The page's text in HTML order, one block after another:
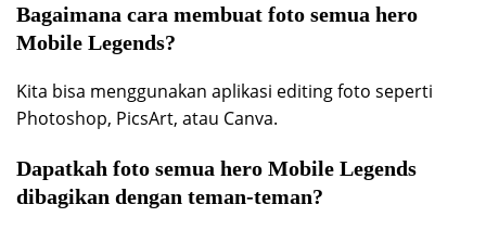
Bagaimana cara membuat foto semua hero
Mobile Legends?
Kita bisa menggunakan aplikasi editing foto seperti
Photoshop, PicsArt, atau Canva.
Dapatkah foto semua hero Mobile Legends
dibagikan dengan teman-teman?